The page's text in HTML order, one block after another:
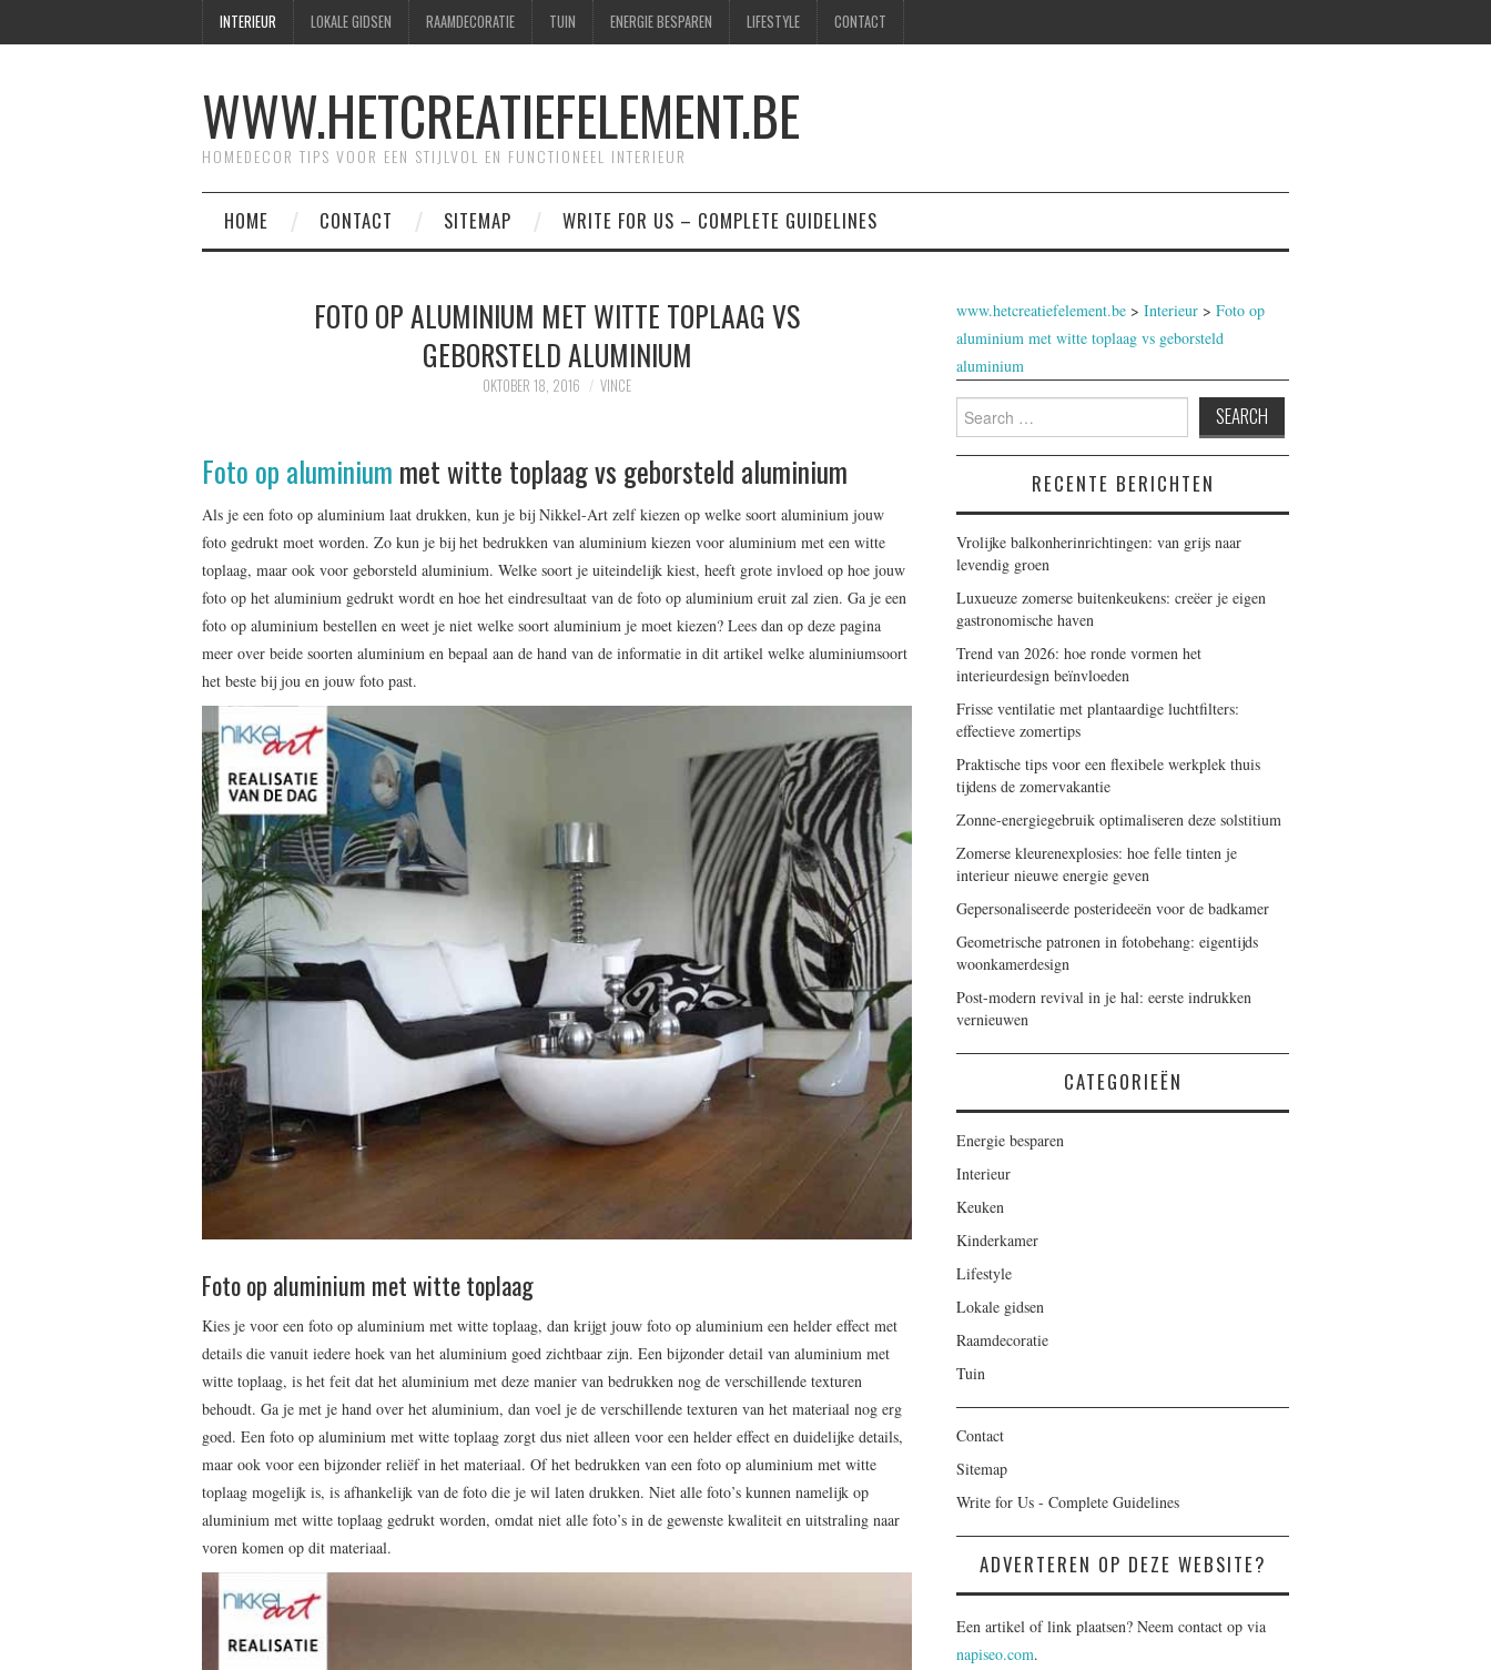
INTERIEUR LOKALE GIDSEN RAAMDECORATIE TUIN ENERGIE BESPAREN LIFESTYLE CONTACT
WWW.HETCREATIEFELEMENT.BE
HOMEDECOR TIPS VOOR EEN STIJLVOL EN FUNCTIONEEL INTERIEUR
HOME CONTACT SITEMAP WRITE FOR US – COMPLETE GUIDELINES
FOTO OP ALUMINIUM MET WITTE TOPLAAG VS
GEBORSTELD ALUMINIUM
OKTOBER 18, 2016 VINCE
Foto op aluminium met witte toplaag vs geborsteld aluminium
Als je een foto op aluminium laat drukken, kun je bij Nikkel-Art zelf kiezen op welke soort aluminium jouw
foto gedrukt moet worden. Zo kun je bij het bedrukken van aluminium kiezen voor aluminium met een witte
toplaag, maar ook voor geborsteld aluminium. Welke soort je uiteindelijk kiest, heeft grote invloed op hoe jouw
foto op het aluminium gedrukt wordt en hoe het eindresultaat van de foto op aluminium eruit zal zien. Ga je een
foto op aluminium bestellen en weet je niet welke soort aluminium je moet kiezen? Lees dan op deze pagina
meer over beide soorten aluminium en bepaal aan de hand van de informatie in dit artikel welke aluminiumsoort
het beste bij jou en jouw foto past.
Foto op aluminium met witte toplaag
Kies je voor een foto op aluminium met witte toplaag, dan krijgt jouw foto op aluminium een helder effect met
details die vanuit iedere hoek van het aluminium goed zichtbaar zijn. Een bijzonder detail van aluminium met
witte toplaag, is het feit dat het aluminium met deze manier van bedrukken nog de verschillende texturen
behoudt. Ga je met je hand over het aluminium, dan voel je de verschillende texturen van het materiaal nog erg
goed. Een foto op aluminium met witte toplaag zorgt dus niet alleen voor een helder effect en duidelijke details,
maar ook voor een bijzonder reliëf in het materiaal. Of het bedrukken van een foto op aluminium met witte
toplaag mogelijk is, is afhankelijk van de foto die je wil laten drukken. Niet alle foto’s kunnen namelijk op
aluminium met witte toplaag gedrukt worden, omdat niet alle foto’s in de gewenste kwaliteit en uitstraling naar
voren komen op dit materiaal.
www.hetcreatiefelement.be > Interieur > Foto op
aluminium met witte toplaag vs geborsteld
aluminium
Search
for:
RECENTE BERICHTEN
Vrolijke balkonherinrichtingen: van grijs naar
levendig groen
Luxueuze zomerse buitenkeukens: creëer je eigen
gastronomische haven
Trend van 2026: hoe ronde vormen het
interieurdesign beïnvloeden
Frisse ventilatie met plantaardige luchtfilters:
effectieve zomertips
Praktische tips voor een flexibele werkplek thuis
tijdens de zomervakantie
Zonne-energiegebruik optimaliseren deze solstitium
Zomerse kleurenexplosies: hoe felle tinten je
interieur nieuwe energie geven
Gepersonaliseerde posterideeën voor de badkamer
Geometrische patronen in fotobehang: eigentijds
woonkamerdesign
Post-modern revival in je hal: eerste indrukken
vernieuwen
CATEGORIEËN
Energie besparen
Interieur
Keuken
Kinderkamer
Lifestyle
Lokale gidsen
Raamdecoratie
Tuin
Contact
Sitemap
Write for Us - Complete Guidelines
ADVERTEREN OP DEZE WEBSITE?
Een artikel of link plaatsen? Neem contact op via
napiseo.com.